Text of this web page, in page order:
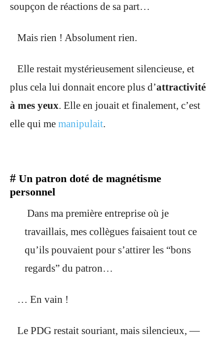
soupçon de réactions de sa part…
Mais rien ! Absolument rien.
Elle restait mystérieusement silencieuse, et
plus cela lui donnait encore plus d’attractivité
à mes yeux. Elle en jouait et finalement, c’est
elle qui me manipulait.
# Un patron doté de magnétisme
personnel
Dans ma première entreprise où je
travaillais, mes collègues faisaient tout ce
qu’ils pouvaient pour s’attirer les “bons
regards” du patron…
… En vain !
Le PDG restait souriant, mais silencieux, —